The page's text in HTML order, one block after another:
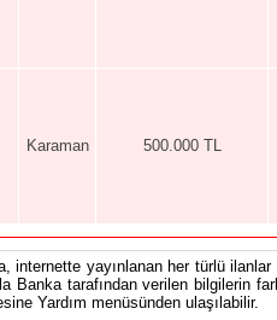
Karaman 500.000 TL
yayınlanan her türlü
tarafından verilen bilgilerin
Yardım menüsünden ulaşılabilir.